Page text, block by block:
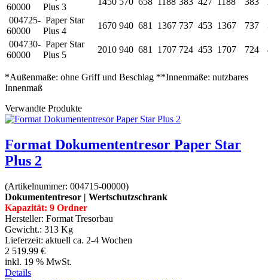
60000
Plus 3
004725-
60000
Paper Star
Plus 4
1670 940 681 1367 737 453 1367 737
004730-
60000
Paper Star
Plus 5
2010 940 681 1707 724 453 1707 724
*Außenmaße: ohne Griff und Beschlag **Innenmaße: nutzbares
Innenmaß
Verwandte Produkte
Format Dokumententresor Paper Star
Plus 2
(Artikelnummer: 004715-00000)
Dokumententresor | Wertschutzschrank
Kapazität: 9 Ordner
Hersteller: Format Tresorbau
Gewicht.: 313 Kg
Lieferzeit: aktuell ca. 2-4 Wochen
2 519.99 €
inkl. 19 % MwSt.
Details